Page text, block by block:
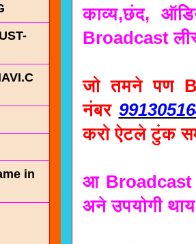
काव्य,छंद,
Broadcast
जो तमने पण
नंबर
करो ऐटले टुंक
आ Broadcast
अने उपयोगी
in